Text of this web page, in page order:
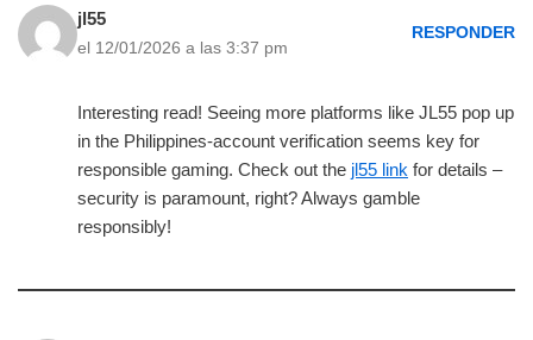
jl55
el 12/01/2026 a las 3:37 pm
RESPONDER
Interesting read! Seeing more platforms like JL55 pop up
in the Philippines-account verification seems key for
responsible gaming. Check out the jl55 link for details –
security is paramount, right? Always gamble
responsibly!